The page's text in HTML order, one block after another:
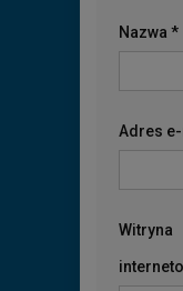
Nazwa *
Adres e-
Witryna